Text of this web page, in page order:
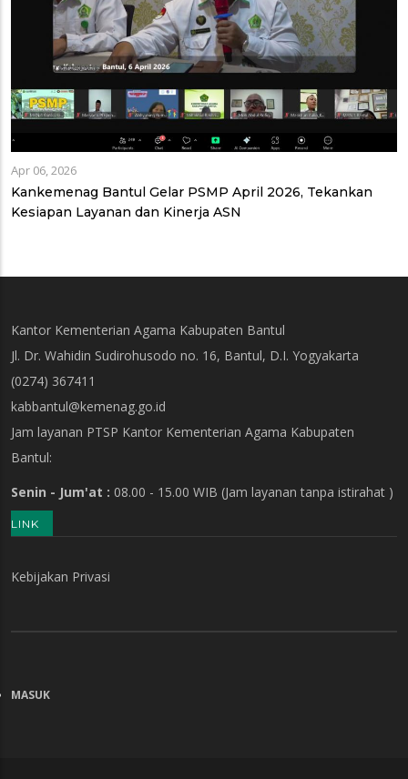
Apr 06, 2026
Kankemenag Bantul Gelar PSMP April 2026, Tekankan
Kesiapan Layanan dan Kinerja ASN
Kantor Kementerian Agama Kabupaten Bantul
Jl. Dr. Wahidin Sudirohusodo no. 16, Bantul, D.I. Yogyakarta
(0274) 367411
kabbantul@kemenag.go.id
Jam layanan PTSP Kantor Kementerian Agama Kabupaten
Bantul:
Senin - Jum'at : 08.00 - 15.00 WIB (Jam layanan tanpa istirahat )
LINK
Kebijakan Privasi
MENU
MASUK